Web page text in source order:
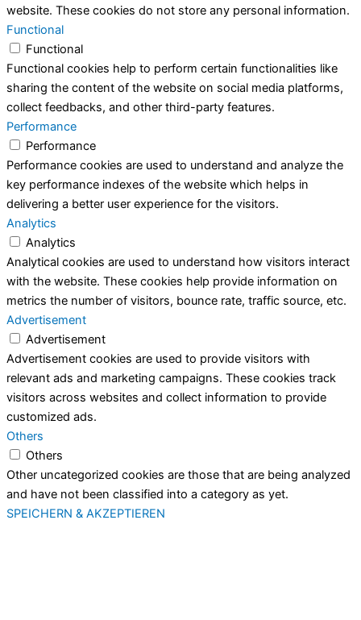
website. These cookies do not store any personal information.
Functional
Functional
Functional cookies help to perform certain functionalities like
sharing the content of the website on social media platforms,
collect feedbacks, and other third-party features.
Performance
Performance
Performance cookies are used to understand and analyze the
key performance indexes of the website which helps in
delivering a better user experience for the visitors.
Analytics
Analytics
Analytical cookies are used to understand how visitors interact
with the website. These cookies help provide information on
metrics the number of visitors, bounce rate, traffic source, etc.
Advertisement
Advertisement
Advertisement cookies are used to provide visitors with
relevant ads and marketing campaigns. These cookies track
visitors across websites and collect information to provide
customized ads.
Others
Others
Other uncategorized cookies are those that are being analyzed
and have not been classified into a category as yet.
SPEICHERN & AKZEPTIEREN